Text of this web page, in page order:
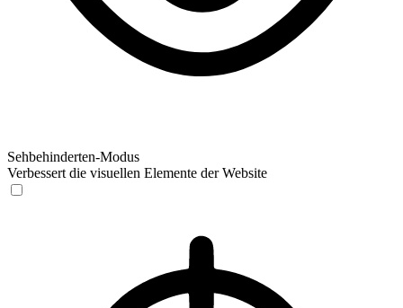
Sehbehinderten-Modus
Verbessert die visuellen Elemente der Website